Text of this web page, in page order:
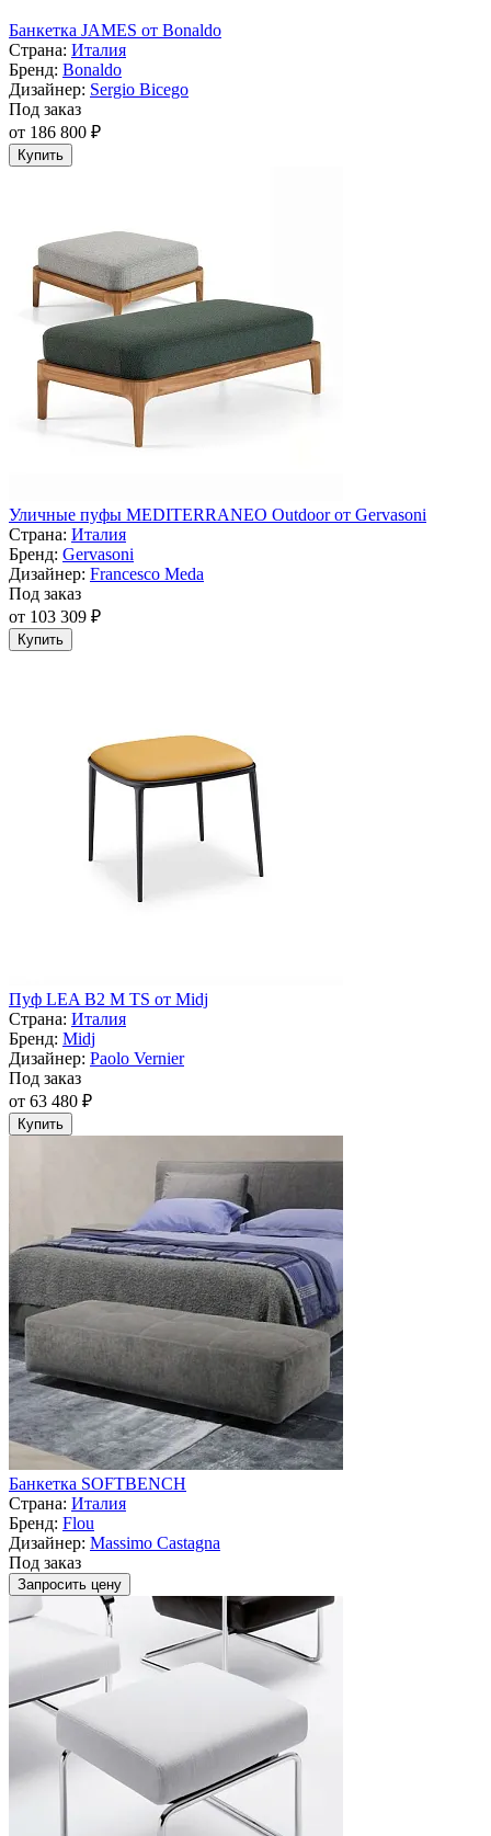
Банкетка JAMES от Bonaldo
Страна: Италия
Бренд: Bonaldo
Дизайнер: Sergio Bicego
Под заказ
от 186 800 ₽
Купить
Уличные пуфы MEDITERRANEO Outdoor от Gervasoni
Страна: Италия
Бренд: Gervasoni
Дизайнер: Francesco Meda
Под заказ
от 103 309 ₽
Купить
Пуф LEA B2 M TS от Midj
Страна: Италия
Бренд: Midj
Дизайнер: Paolo Vernier
Под заказ
от 63 480 ₽
Купить
Банкетка SOFTBENCH
Страна: Италия
Бренд: Flou
Дизайнер: Massimo Castagna
Под заказ
Запросить цену